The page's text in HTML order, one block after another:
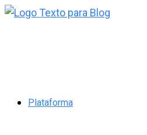
Ir
Plataforma